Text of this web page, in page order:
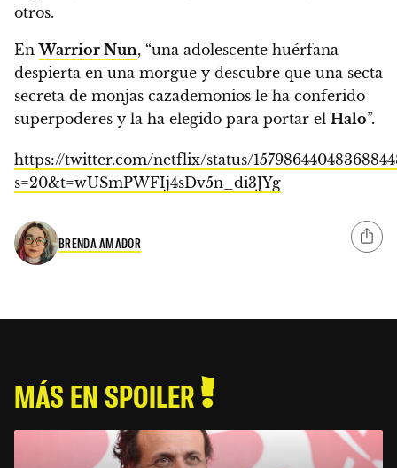
otros.
EnWarrior Nun, “una adolescente huérfana
despierta en una morgue y descubre que una secta
secreta de monjas cazademonios le ha conferido
superpoderes y la ha elegido para portar el Halo”.
https://twitter.com/netflix/status/
s=20&t=wUSmPWFIj4sDv5n_di3JYg
BRENDA AMADOR
MÁS EN SPOILER